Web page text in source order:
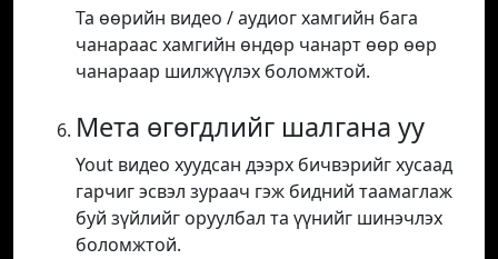
Та өөрийн видео / аудиог хамгийн бага
чанараас хамгийн өндөр чанарт өөр өөр
чанараар шилжүүлэх боломжтой.
Мета өгөгдлийг шалгана уу
Yout видео хуудсан дээрх бичвэрийг хусаад
гарчиг эсвэл зураач гэж бидний таамаглаж
буй зүйлийг оруулбал та үүнийг шинэчлэх
боломжтой.